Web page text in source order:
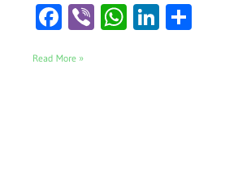
Facebook
ViberWhatsApp
LinkedIn
Read More »